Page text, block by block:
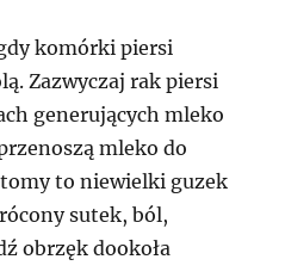
komórki piersi
Zazwyczaj rak piersi
generujących mleko
mleko do
to niewielki guzek
sutek, ból,
obrzęk dookoła